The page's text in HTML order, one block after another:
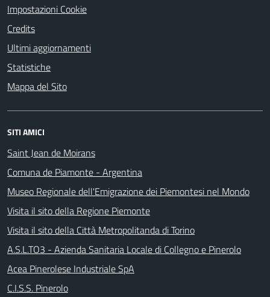
Impostazioni Cookie
Credits
Ultimi aggiornamenti
Statistiche
Mappa del Sito
SITI AMICI
Saint Jean de Moirans
Comuna de Piamonte - Argentina
Museo Regionale dell'Emigrazione dei Piemontesi nel Mondo
Visita il sito della Regione Piemonte
Visita il sito della Città Metropolitanda di Torino
A.S.L.TO3 - Azienda Sanitaria Locale di Collegno e Pinerolo
Acea Pinerolese Industriale SpA
C.I.S.S. Pinerolo